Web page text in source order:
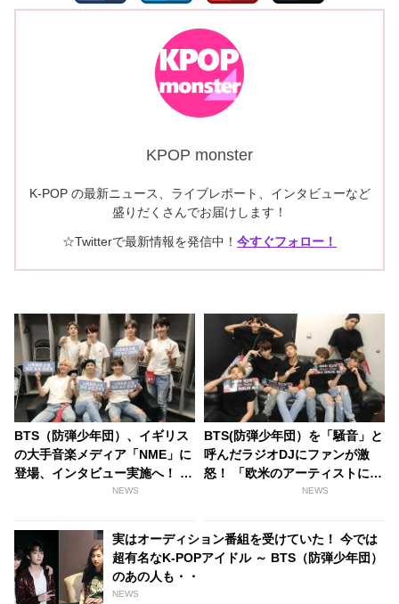
KPOP monster
K-POP の最新ニュース、ライブレポート、インタビューなど
盛りだくさんでお届けします！
☆Twitterで最新情報を発信中！ 今すぐフォロー！
BTS（防弾少年団）、イギリス
の大手音楽メディア「NME」に
登場、インタビュー実施へ！ さ
っそくファンからの質問が殺到
NEWS
BTS(防弾少年団）を「騒音」と
呼んだラジオDJにファンが激
怒！ 「欧米のアーティストにも
同じことを言うの？」
NEWS
実はオーディション番組を受けていた！ 今では
超有名なK-POPアイドル ～ BTS（防弾少年団）
のあの人も・・
NEWS